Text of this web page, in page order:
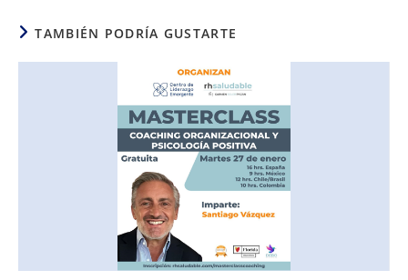
TAMBIÉN PODRÍA GUSTARTE